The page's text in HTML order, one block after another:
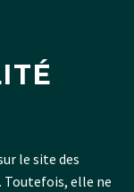
le site des
Toutefois, elle ne